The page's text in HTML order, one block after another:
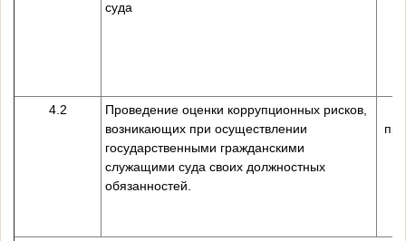
суда
4.2
Проведение оценки коррупционных рисков,
возникающих при осуществлении
государственными гражданскими
служащими суда своих должностных
обязанностей.